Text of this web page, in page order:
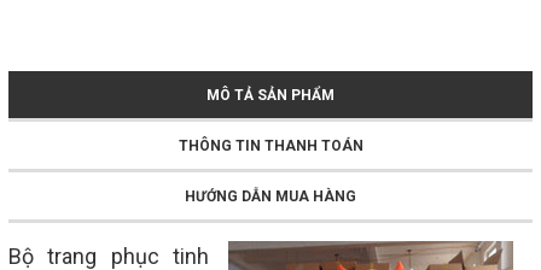
MÔ TẢ SẢN PHẨM
THÔNG TIN THANH TOÁN
HƯỚNG DẪN MUA HÀNG
Bộ trang phục tinh